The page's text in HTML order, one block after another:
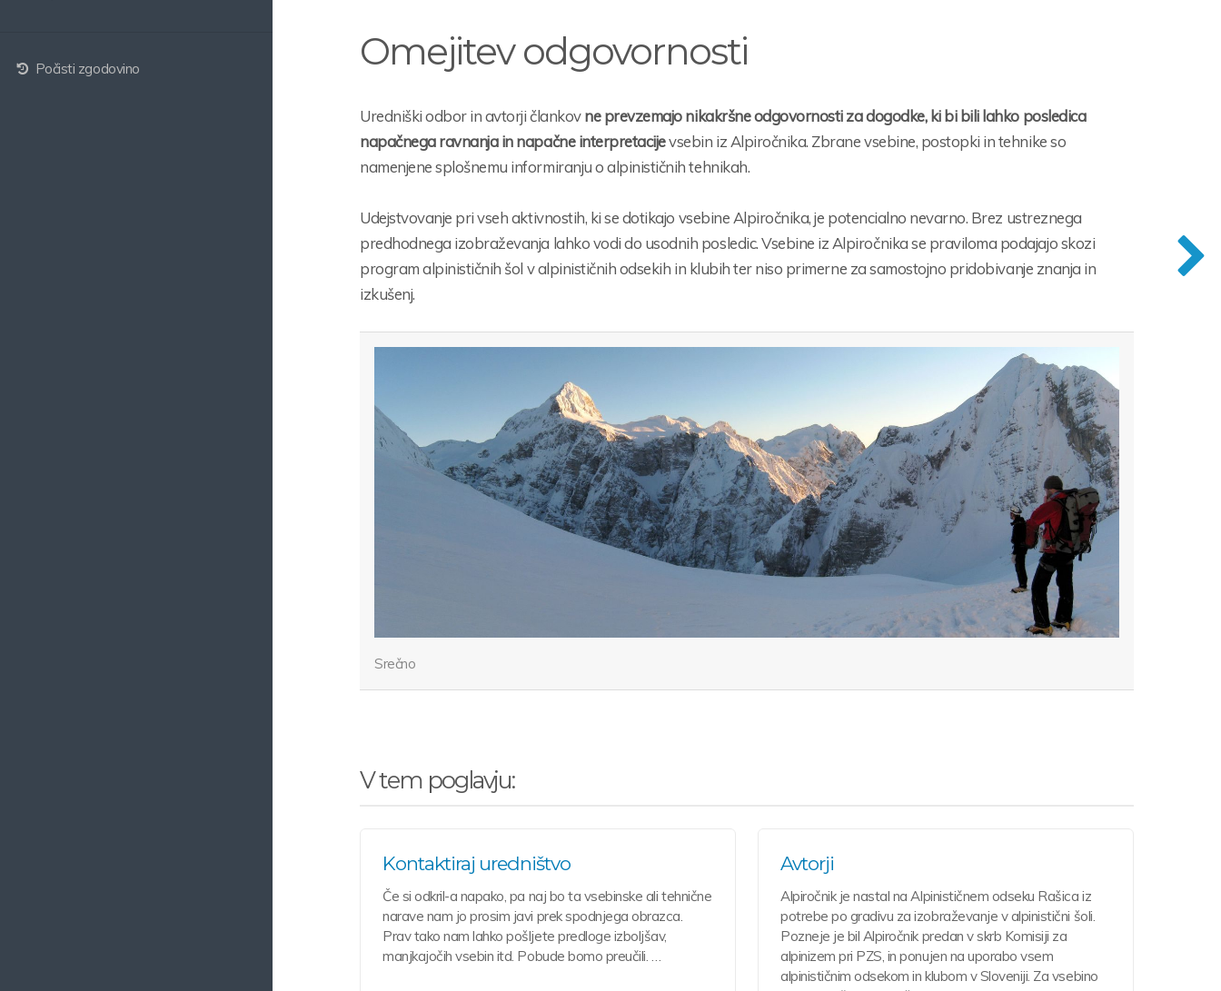
Počisti zgodovino Omejitev odgovornosti
Uredniški odbor in avtorji člankovne prevzemajo nikakršne odgovornosti za dogodke, ki bi bili lahko posledica
napačnega ravnanja in napačne interpretacijevsebin iz Alpiročnika. Zbrane vsebine, postopki in tehnike so
namenjene splošnemu informiranju o alpinističnih tehnikah.
Udejstvovanje pri vseh aktivnostih, ki se dotikajo vsebine Alpiročnika, je potencialno nevarno. Brez ustreznega
predhodnega izobraževanja lahko vodi do usodnih posledic. Vsebine iz Alpiročnika se praviloma podajajo skozi
program alpinističnih šol v alpinističnih odsekih in klubih ter niso primerne za samostojno pridobivanje znanja in
izkušenj.
Srečno
V tem poglavju:
Kontaktiraj uredništvo
Če si odkril-a napako, pa naj bo ta vsebinske ali tehnične
narave nam jo prosim javi prek spodnjega obrazca.
Prav tako nam lahko pošljete predloge izboljšav,
manjkajočih vsebin itd. Pobude bomo preučili. …
Avtorji
Alpiročnik je nastal na Alpinističnem odseku Rašica iz
potrebe po gradivu za izobraževanje v alpinistični šoli.
Pozneje je bil Alpiročnik predan v skrb Komisiji za
alpinizem pri PZS, in ponujen na uporabo vsem
alpinističnim odsekom in klubom v Sloveniji. Za vsebino